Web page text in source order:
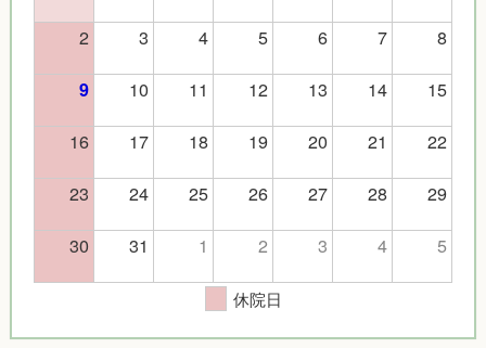
2
3 4 5 6 7 8
9 10 11 12 13 14
15
16
17 18 19 20 21
22
23
24 25 26 27 28
29
30
31 1 2 3 4 5
休院日